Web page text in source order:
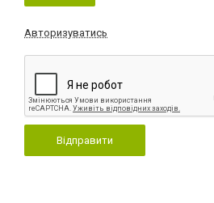
Авторизуватись
Відправити